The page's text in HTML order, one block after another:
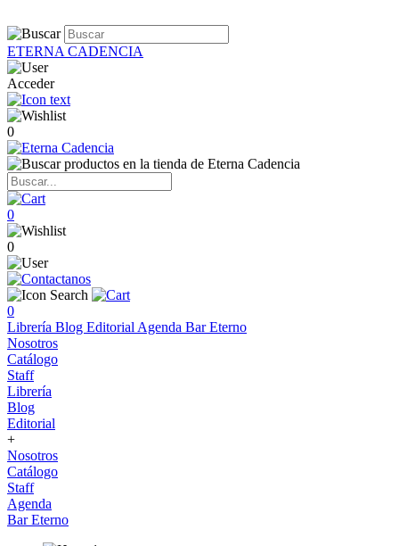
ETERNA CADENCIA
Acceder
0
0
0
0
Librería Blog Editorial Agenda Bar Eterno
Nosotros
Catálogo
Staff
Librería
Blog
Editorial
+
Nosotros
Catálogo
Staff
Agenda
Bar Eterno